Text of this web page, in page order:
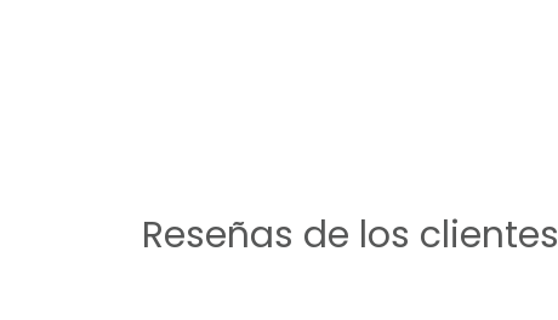
Reseñas de los clientes